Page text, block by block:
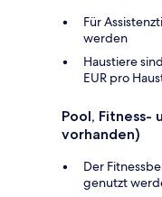
Für
werden
Haustiere
EUR pro
Pool, Fitness-
vorhanden)
Der
genutzt